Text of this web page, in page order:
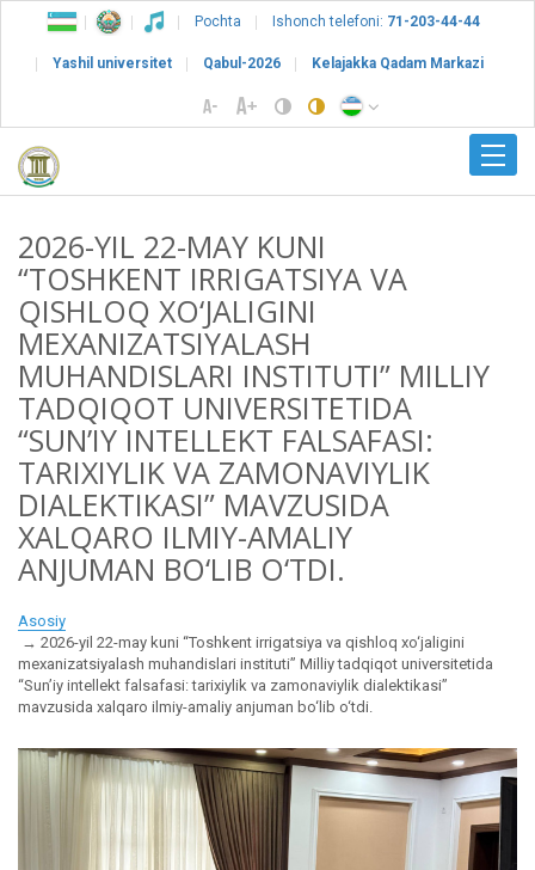
Pochta Ishonch telefoni: 71-203-44-44
Yashil universitet Qabul-2026 Kelajakka Qadam Markazi
2026-YIL 22-MAY KUNI
“TOSHKENT IRRIGATSIYA VA
QISHLOQ XO‘JALIGINI
MEXANIZATSIYALASH
MUHANDISLARI INSTITUTI” MILLIY
TADQIQOT UNIVERSITETIDA
“SUN’IY INTELLEKT FALSAFASI:
TARIXIYLIK VA ZAMONAVIYLIK
DIALEKTIKASI” MAVZUSIDA
XALQARO ILMIY-AMALIY
ANJUMAN BO‘LIB O‘TDI.
Asosiy
2026-yil 22-may kuni “Toshkent irrigatsiya va qishloq xo‘jaligini
mexanizatsiyalash muhandislari instituti” Milliy tadqiqot universitetida
“Sun’iy intellekt falsafasi: tarixiylik va zamonaviylik dialektikasi”
mavzusida xalqaro ilmiy-amaliy anjuman bo‘lib o‘tdi.